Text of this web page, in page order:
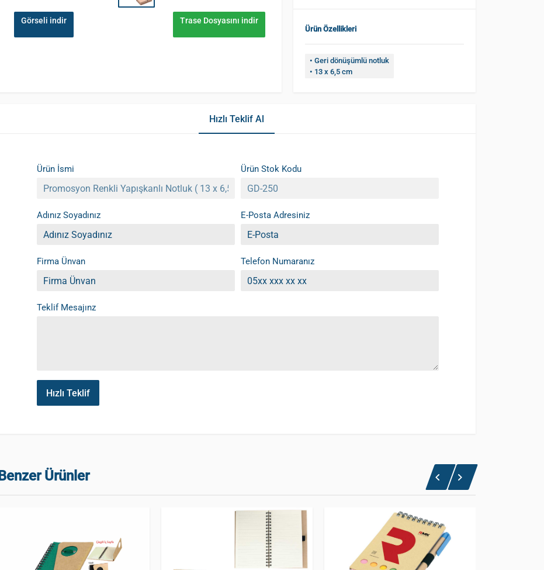
Görseli indir Trase Dosyasını indir
Ürün Özellikleri
• Geri dönüşümlü notluk
• 13 x 6,5 cm
Hızlı Teklif Al
Ürün İsmi Ürün Stok Kodu
Adınız Soyadınız E-Posta Adresiniz
Firma Ünvan Telefon Numaranız
Teklif Mesajınz
Hızlı Teklif
Benzer Ürünler